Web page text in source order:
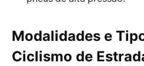
Modalidades e
Ciclismo de